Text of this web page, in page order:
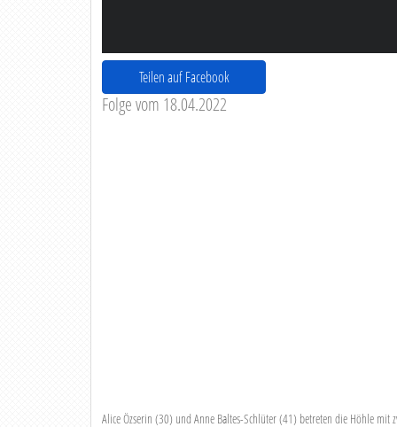
Teilen auf Facebook
Folge vom 18.04.2022
Alice Özserin (30) und Anne Baltes-Schlüter (41) betreten die Höhle